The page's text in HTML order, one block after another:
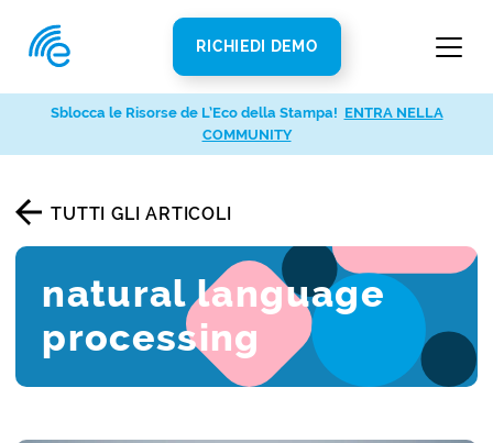
RICHIEDI DEMO
TUTTI GLI ARTICOLI
natural language
processing
Sblocca le Risorse de L’Eco della Stampa! ENTRA NELLA
COMMUNITY